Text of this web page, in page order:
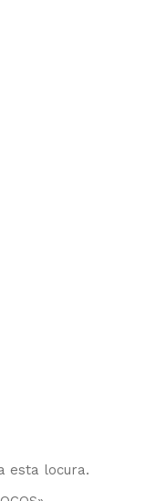
esta locura.